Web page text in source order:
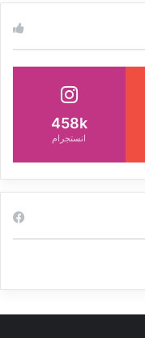
458k
انستجرام